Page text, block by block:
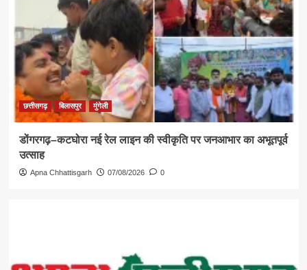
छत्तीसगढ़ बिलासपुर मुंगेली
डोंगरगढ़–कटघोरा नई रेल लाइन की स्वीकृति पर जनआभार का अभूतपूर्व
उत्साह
Apna Chhattisgarh 07/08/2026 0